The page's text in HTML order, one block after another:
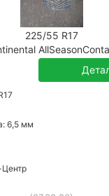
225/55 R17
6,5 мм